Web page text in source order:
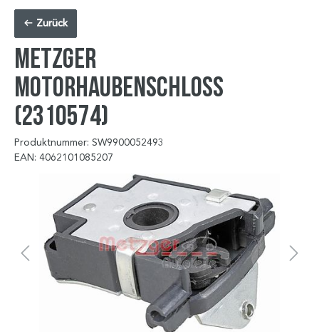
Zurück
METZGER
Motorhaubenschloss
(2310574)
Produktnummer: SW9900052493
EAN: 4062101085207